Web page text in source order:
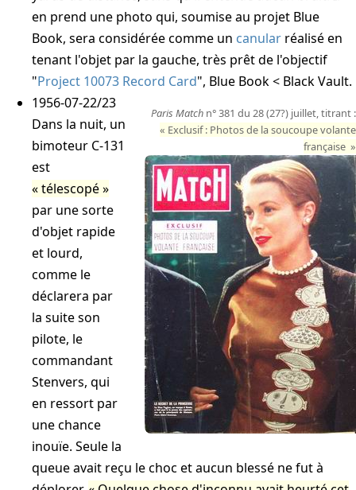
en prend une photo qui, soumise au projet Blue
Book, sera considérée comme un canular réalisé en
tenant l'objet par la gauche, très prêt de l'objectif
"Project 10073 Record Card", Blue Book < Black Vault.
1956-07-22/23
Paris Match n° 381 du 28 (27?) juillet, titrant :
Exclusif : Photos de la soucoupe volante
française
Dans la nuit, un
bimoteur C-131
est
télescopé
par une sorte
d'objet rapide
et lourd,
comme le
déclarera par
la suite son
pilote, le
commandant
Stenvers, qui
en ressort par
une chance
inouïe. Seule la
queue avait reçu le choc et aucun blessé ne fut à